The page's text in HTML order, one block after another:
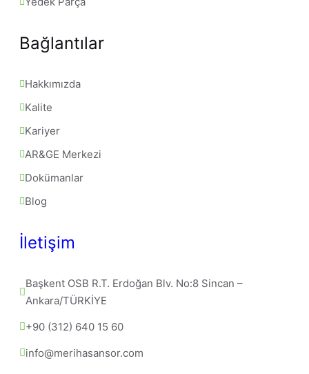
Bağlantılar
Hakkımızda
Kalite
Kariyer
AR&GE Merkezi
Dokümanlar
Blog
İletişim
Başkent OSB R.T. Erdoğan Blv. No:8 Sincan –
Ankara/TÜRKİYE
+90 (312) 640 15 60
info@merihasansor.com